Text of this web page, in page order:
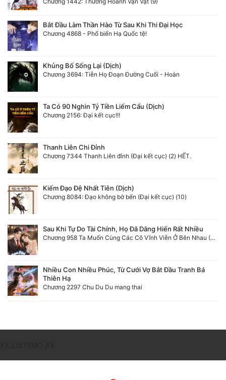
Bắt Đầu Làm Thần Hào Từ Sau Khi Thi Đại Học
Chương 4868 - Phổ biến Hạ Quốc tệ!
Khủng Bố Sống Lại (Dịch)
Chương 3694: Tiễn Họ Đoạn Đường Cuối - Hoàn
Ta Có 90 Nghìn Tỷ Tiền Liếm Cẩu (Dịch)
Chương 2156: Đại kết cục!!!
Thanh Liên Chi Đỉnh
Chương 7344 Thanh Liên đỉnh (Đại kết cục) (2) HẾT.
Kiếm Đạo Đệ Nhất Tiên (Dịch)
Chương 8084: Đạo không bờ bến (Đại kết cục) (10)
Sau Khi Tự Do Tài Chính, Họ Đã Dâng Hiến Rất Nhiều
Chương 958 Ta Muốn Cùng Các Cô Vĩnh Viễn Ở Bên Nhau (2) Hết
Nhiều Con Nhiều Phúc, Từ Cưới Vợ Bắt Đầu Tranh Bá
Thiên Hạ
Chương 2297 Chu Du Du mang thai